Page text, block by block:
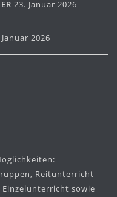
23. Januar 2026
2026
Reitunterricht
sowie